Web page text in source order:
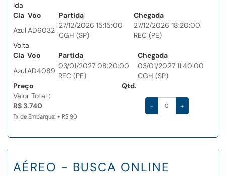
Ida
Cia Voo Partida
Chegada
Azul AD6032
27/12/2026 15:15:00
CGH (SP)
27/12/2026 18:20:00
REC (PE)
Volta
Cia Voo Partida
Chegada
AzulAD4089
03/01/2027 08:20:00
REC (PE)
03/01/2027 11:40:00
CGH (SP)
Preço
Qtd.
Valor Total :
R$ 3.740
Tx de Embarque: + R$ 90
- +
AÉREO - BUSCA ONLINE